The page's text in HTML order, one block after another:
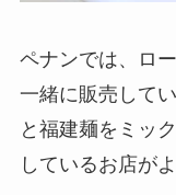
ペナンでは、ロ
一緒に販売して
と福建麺をミッ
しているお店が